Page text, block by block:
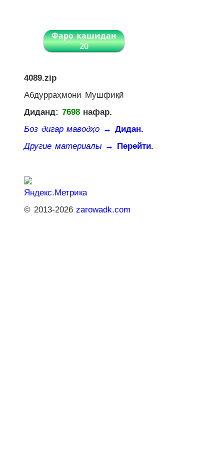
Фаро кашидан
20
4089.zip
Абдурраҳмони Мушфиқӣ
Диданд: 7698нафар.
Боз дигар маводҳо → Дидан.
Другие материалы → Перейти.
© 2013-2026zarowadk.com